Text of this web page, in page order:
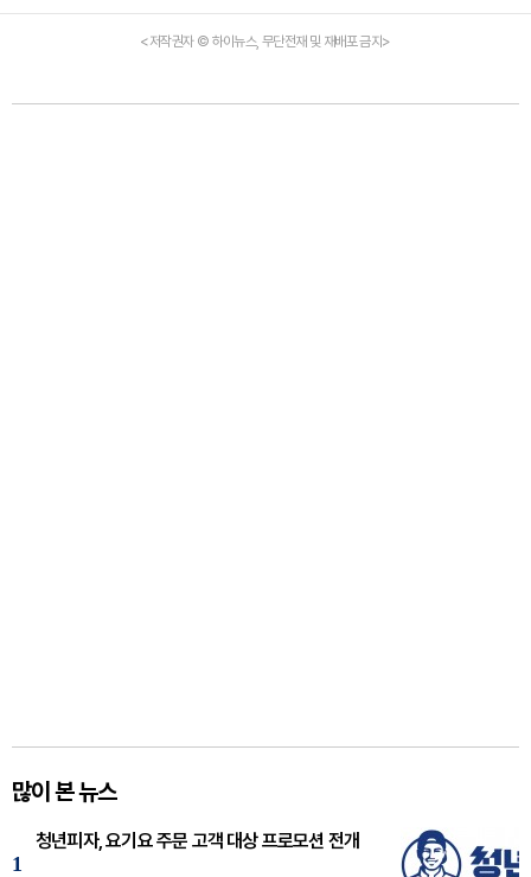
<저작권자 © 하이뉴스, 무단전재 및 재배포 금지>
많이 본 뉴스
1
청년피자, 요기요 주문 고객 대상 프로모션 전개